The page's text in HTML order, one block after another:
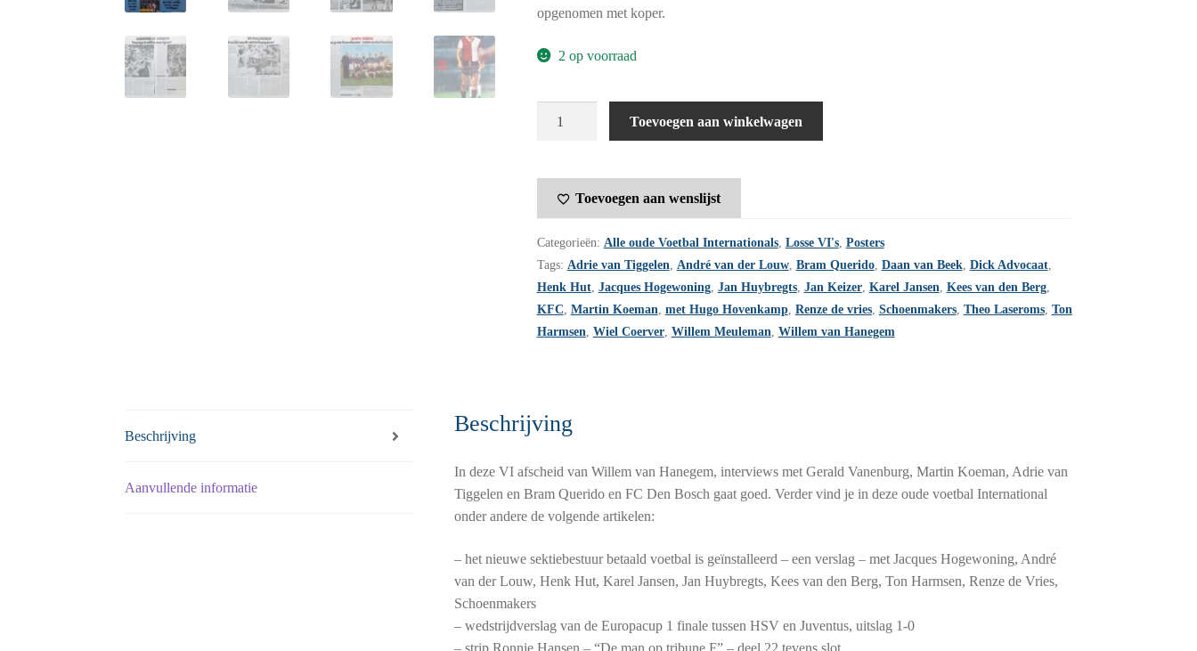
opgenomen met koper.
2 op voorraad
18
1983
-
nummer
22
aantal
Toevoegen aan winkelwagen
Toevoegen aan wenslijst
Categorieën: Alle oude Voetbal Internationals, Losse VI's, Posters
Tags: Adrie van Tiggelen, André van der Louw, Bram Querido, Daan van Beek, Dick Advocaat,
Henk Hut, Jacques Hogewoning, Jan Huybregts, Jan Keizer, Karel Jansen, Kees van den Berg,
KFC, Martin Koeman, met Hugo Hovenkamp, Renze de vries, Schoenmakers, Theo Laseroms, Ton
Harmsen, Wiel Coerver, Willem Meuleman, Willem van Hanegem
Beschrijving
Aanvullende informatie
Beschrijving
In deze VI afscheid van Willem van Hanegem, interviews met Gerald Vanenburg, Martin Koeman, Adrie van
Tiggelen en Bram Querido en FC Den Bosch gaat goed. Verder vind je in deze oude voetbal International
onder andere de volgende artikelen:
– het nieuwe sektiebestuur betaald voetbal is geïnstalleerd – een verslag – met Jacques Hogewoning, André
van der Louw, Henk Hut, Karel Jansen, Jan Huybregts, Kees van den Berg, Ton Harmsen, Renze de Vries,
Schoenmakers
– wedstrijdverslag van de Europacup 1 finale tussen HSV en Juventus, uitslag 1-0
– strip Ronnie Hansen – “De man op tribune F” – deel 22 tevens slot